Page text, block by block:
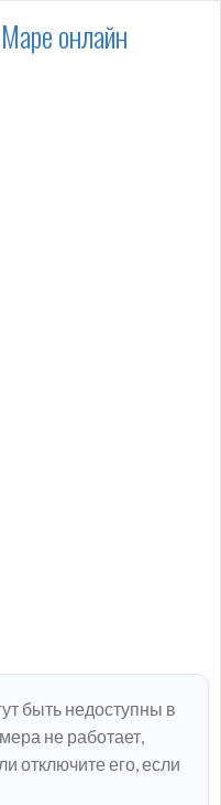
онлайн
быть недоступны в
не работает,
отключите его, если